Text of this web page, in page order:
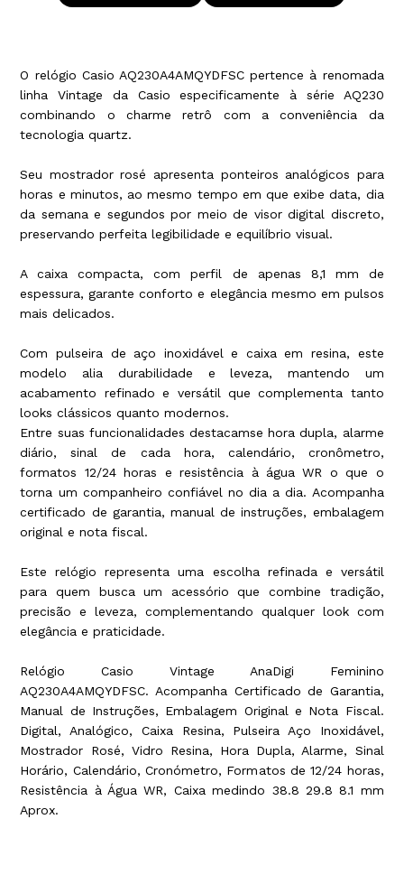
O relógio Casio AQ230A4AMQYDFSC pertence à renomada
linha Vintage da Casio especificamente à série AQ230
combinando o charme retrô com a conveniência da
tecnologia quartz.
Seu mostrador rosé apresenta ponteiros analógicos para
horas e minutos, ao mesmo tempo em que exibe data, dia
da semana e segundos por meio de visor digital discreto,
preservando perfeita legibilidade e equilíbrio visual.
A caixa compacta, com perfil de apenas 8,1 mm de
espessura, garante conforto e elegância mesmo em pulsos
mais delicados.
Com pulseira de aço inoxidável e caixa em resina, este
modelo alia durabilidade e leveza, mantendo um
acabamento refinado e versátil que complementa tanto
looks clássicos quanto modernos.
Entre suas funcionalidades destacamse hora dupla, alarme
diário, sinal de cada hora, calendário, cronômetro,
formatos 12/24 horas e resistência à água WR o que o
torna um companheiro confiável no dia a dia. Acompanha
certificado de garantia, manual de instruções, embalagem
original e nota fiscal.
Este relógio representa uma escolha refinada e versátil
para quem busca um acessório que combine tradição,
precisão e leveza, complementando qualquer look com
elegância e praticidade.
Relógio Casio Vintage AnaDigi Feminino
AQ230A4AMQYDFSC. Acompanha Certificado de Garantia,
Manual de Instruções, Embalagem Original e Nota Fiscal.
Digital, Analógico, Caixa Resina, Pulseira Aço Inoxidável,
Mostrador Rosé, Vidro Resina, Hora Dupla, Alarme, Sinal
Horário, Calendário, Cronómetro, Formatos de 12/24 horas,
Resistência à Água WR, Caixa medindo 38.8 29.8 8.1 mm
Aprox.